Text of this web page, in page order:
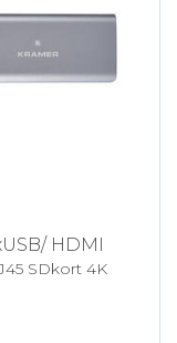
HDMI
SDkort 4K